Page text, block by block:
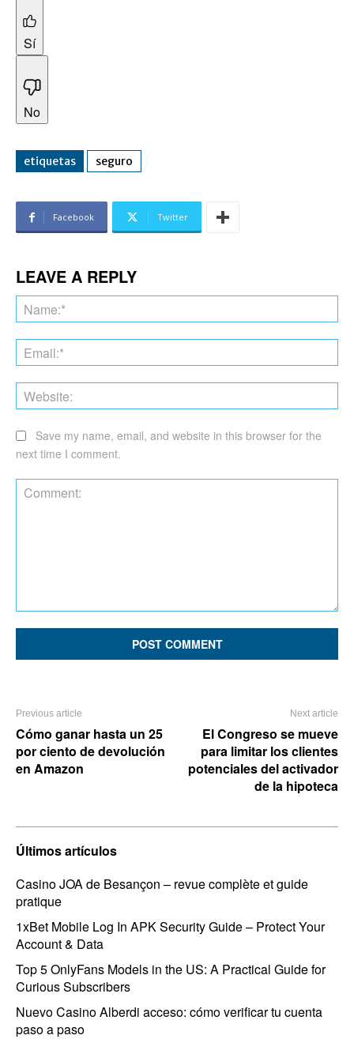
Sí
No
etiquetas seguro
Facebook Twitter
LEAVE A REPLY
Save my name, email, and website in this browser for the
next time I comment.
Previous article
Cómo ganar hasta un 25
por ciento de devolución
en Amazon
Next article
El Congreso se mueve
para limitar los clientes
potenciales del activador
de la hipoteca
Últimos artículos
Casino JOA de Besançon – revue complète et guide
pratique
1xBet Mobile Log In APK Security Guide – Protect Your
Account & Data
Top 5 OnlyFans Models in the US: A Practical Guide for
Curious Subscribers
Nuevo Casino Alberdi acceso: cómo verificar tu cuenta
paso a paso